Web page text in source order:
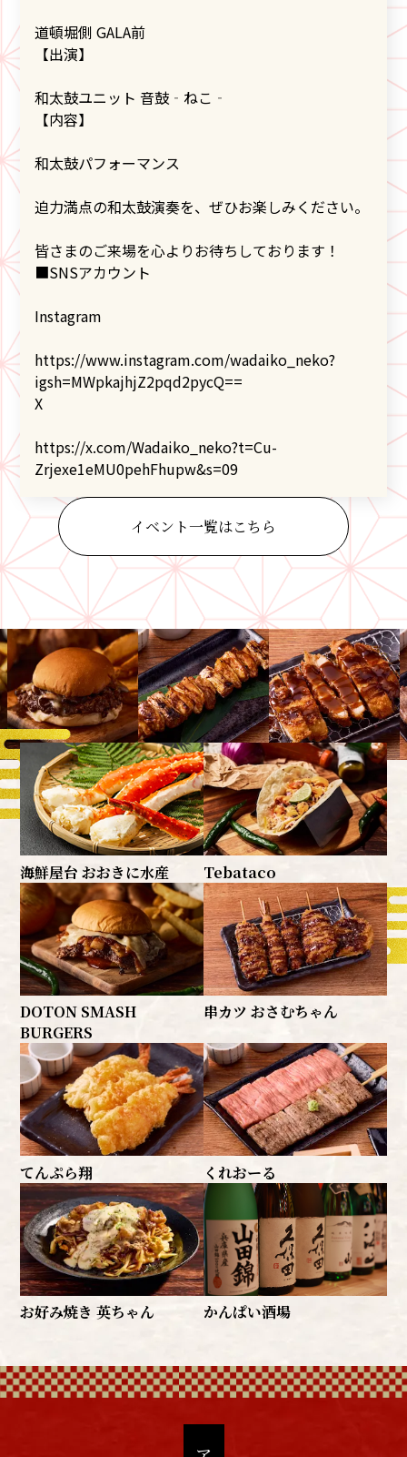
道頓堀側 GALA前
【出演】
和太鼓ユニット 音鼓‐ねこ‐
【内容】
和太鼓パフォーマンス
迫力満点の和太鼓演奏を、ぜひお楽しみください。
皆さまのご来場を心よりお待ちしております！
■SNSアカウント
Instagram
https://www.instagram.com/wadaiko_neko?
igsh=MWpkajhjZ2pqd2pycQ==
X
https://x.com/Wadaiko_neko?t=Cu-
Zrjexe1eMU0pehFhupw&s=09
イベント一覧はこちら
屋台
海鮮屋台 おおきに水産 Tebataco
DOTON SMASH
BURGERS
串カツ おさむちゃん
てんぷら翔 くれおーる
お好み焼き 英ちゃん かんぱい酒場